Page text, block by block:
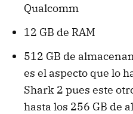
Qualcomm
12 GB de RAM
512 GB de
es el aspecto que lo
Shark 2 pues este
hasta los 256 GB de